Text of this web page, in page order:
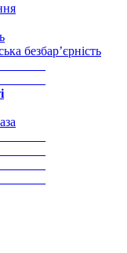
безбар’єрність